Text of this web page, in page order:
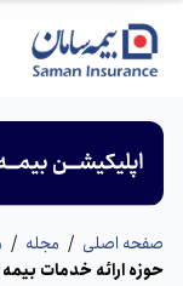
صفحه اصلی / مجله /
حوزه ارائه خدمات بیمه